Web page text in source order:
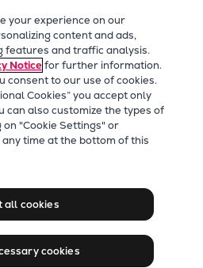
Everllence in
your experience on our
content and ads,
features and traffic analysis.
Noticefor further information.
consent to our use of cookies.
Cookies” you accept only
can also customize the types of
"Cookie Settings" or
time at the bottom of this
all cookies
cookies